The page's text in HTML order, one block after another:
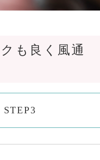
も良く風通
STEP3